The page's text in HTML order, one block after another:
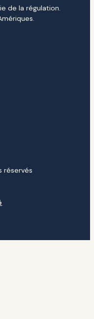
de la régulation.
réservés